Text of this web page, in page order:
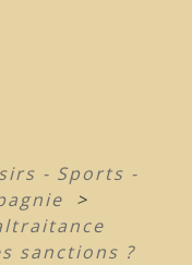
- Sports -
>
sanctions ?